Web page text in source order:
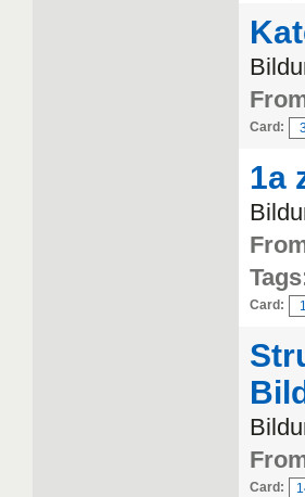
Card:
1a
Card: 1
Card: